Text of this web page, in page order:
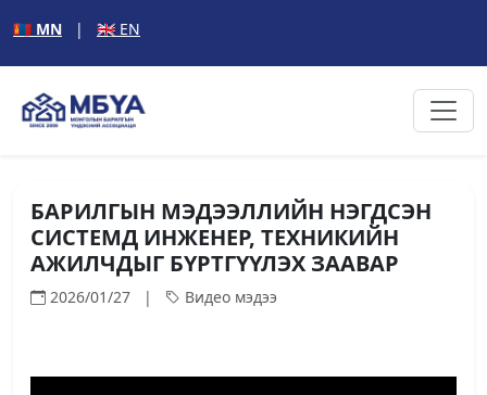
🇲🇳 MN | 🇬🇧 EN
БАРИЛГЫН МЭДЭЭЛЛИЙН НЭГДСЭН
СИСТЕМД ИНЖЕНЕР, ТЕХНИКИЙН
АЖИЛЧДЫГ БҮРТГҮҮЛЭХ ЗААВАР
2026/01/27 | Видео мэдээ